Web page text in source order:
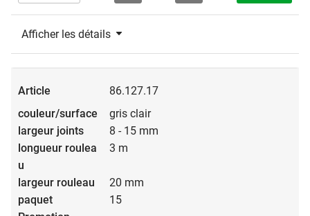
Afficher les détails
86.127.17
gris clair
8 - 15 mm
3 m
20 mm
15